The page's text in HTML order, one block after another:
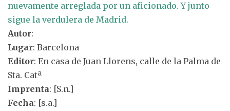
nuevamente arreglada por un aficionado. Y junto
sigue la verdulera de Madrid.
Autor:
Lugar: Barcelona
Editor: En casa de Juan Llorens, calle de la Palma de
Sta. Catª
Imprenta: [S.n.]
Fecha: [s.a.]